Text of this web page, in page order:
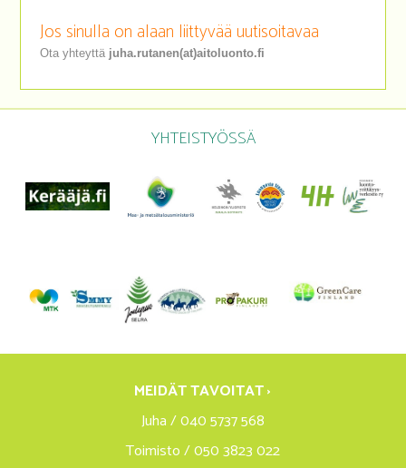
Jos sinulla on alaan liittyvää uutisoitavaa
Ota yhteyttä juha.rutanen(at)aitoluonto.fi
YHTEISTYÖSSÄ
MEIDÄT TAVOITAT ›
Juha / 040 5737 568
Toimisto / 050 3823 022